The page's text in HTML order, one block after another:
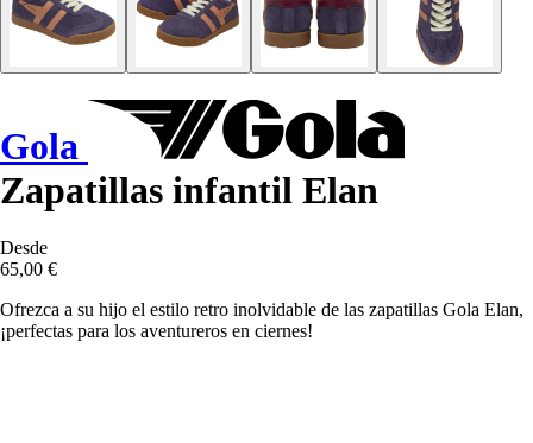
Gola
Zapatillas infantil Elan
Desde
65,00 €
Ofrezca a su hijo el estilo retro inolvidable de las zapatillas Gola Elan,
¡perfectas para los aventureros en ciernes!